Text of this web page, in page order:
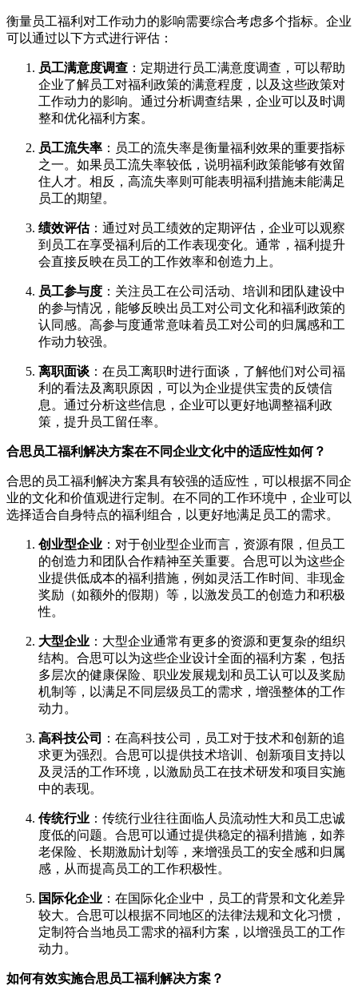
衡量员工福利对工作动力的影响需要综合考虑多个指标。企业
可以通过以下方式进行评估：
员工满意度调查 ：定期进行员工满意度调查，可以帮助
企业了解员工对福利政策的满意程度，以及这些政策对
工作动力的影响。通过分析调查结果，企业可以及时调
整和优化福利方案。
员工流失率 ：员工的流失率是衡量福利效果的重要指标
之一。如果员工流失率较低，说明福利政策能够有效留
住人才。相反，高流失率则可能表明福利措施未能满足
员工的期望。
绩效评估：通过对员工绩效的定期评估，企业可以观察
到员工在享受福利后的工作表现变化。通常，福利提升
会直接反映在员工的工作效率和创造力上。
员工参与度 ：关注员工在公司活动、培训和团队建设中
的参与情况，能够反映出员工对公司文化和福利政策的
认同感。高参与度通常意味着员工对公司的归属感和工
作动力较强。
离职面谈 ：在员工离职时进行面谈，了解他们对公司福
利的看法及离职原因，可以为企业提供宝贵的反馈信
息。通过分析这些信息，企业可以更好地调整福利政
策，提升员工留任率。
合思员工福利解决方案在不同企业文化中的适应性如何？
合思的员工福利解决方案具有较强的适应性，可以根据不同企
业的文化和价值观进行定制。在不同的工作环境中，企业可以
选择适合自身特点的福利组合，以更好地满足员工的需求。
创业型企业 ：对于创业型企业而言，资源有限，但员工
的创造力和团队合作精神至关重要。合思可以为这些企
业提供低成本的福利措施，例如灵活工作时间、非现金
奖励（如额外的假期）等，以激发员工的创造力和积极
性。
大型企业 ：大型企业通常有更多的资源和更复杂的组织
结构。合思可以为这些企业设计全面的福利方案，包括
多层次的健康保险、职业发展规划和员工认可以及奖励
机制等，以满足不同层级员工的需求，增强整体的工作
动力。
高科技公司
：在高科技公司，员工对于技术和创新的追
求更为强烈。合思可以提供技术培训、创新项目支持以
及灵活的工作环境，以激励员工在技术研发和项目实施
中的表现。
传统行业 ：传统行业往往面临人员流动性大和员工忠诚
度低的问题。合思可以通过提供稳定的福利措施，如养
老保险、长期激励计划等，来增强员工的安全感和归属
感，从而提高员工的工作积极性。
国际化企业 ：在国际化企业中，员工的背景和文化差异
较大。合思可以根据不同地区的法律法规和文化习惯，
定制符合当地员工需求的福利方案，以增强员工的工作
动力。
如何有效实施合思员工福利解决方案？